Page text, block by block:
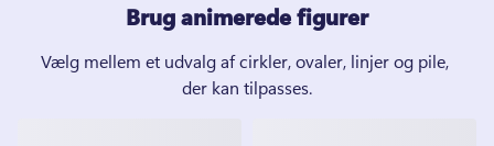
Brug animerede figurer
Vælg mellem et udvalg af cirkler, ovaler, linjer og pile,
der kan tilpasses.